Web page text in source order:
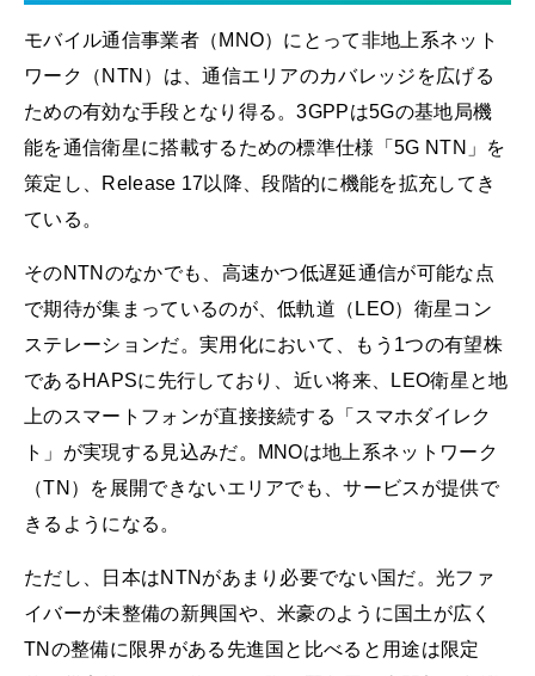
モバイル通信事業者（MNO）にとって非地上系ネット
ワーク（NTN）は、通信エリアのカバレッジを広げる
ための有効な手段となり得る。3GPPは5Gの基地局機
能を通信衛星に搭載するための標準仕様「5G NTN」を
策定し、Release 17以降、段階的に機能を拡充してき
ている。
そのNTNのなかでも、高速かつ低遅延通信が可能な点
で期待が集まっているのが、低軌道（LEO）衛星コン
ステレーションだ。実用化において、もう1つの有望株
であるHAPSに先行しており、近い将来、LEO衛星と地
上のスマートフォンが直接接続する「スマホダイレク
ト」が実現する見込みだ。MNOは地上系ネットワーク
（TN）を展開できないエリアでも、サービスが提供で
きるようになる。
ただし、日本はNTNがあまり必要でない国だ。光ファ
イバーが未整備の新興国や、米豪のように国土が広く
TNの整備に限界がある先進国と比べると用途は限定